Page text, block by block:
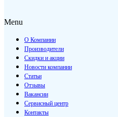
Menu
О Компании
Производители
Скидки и акции
Новости компании
Статьи
Отзывы
Вакансии
Сервисный центр
Контакты